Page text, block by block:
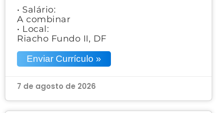
• Salário:
A combinar
• Local:
Riacho Fundo II, DF
Enviar Currículo »
7 de agosto de 2026